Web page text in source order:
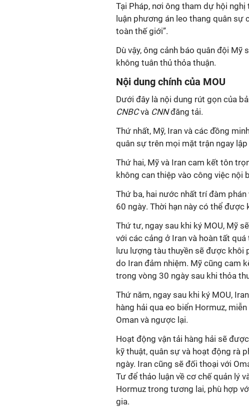
Tại Pháp, nơi ông tham dự hội
luận phương án leo thang quân
toàn thế giới”.
Dù vậy, ông cảnh báo quân đội
không tuân thủ thỏa thuận.
Nội dung chính của MOU
Dưới đây là nội dung rút gọn của
CNBCvà CNNđăng tải.
Thứ nhất, Mỹ, Iran và các đồng
quân sự trên mọi mặt trận ngay
Thứ hai, Mỹ và Iran cam kết tôn
không can thiệp vào công việc nội
Thứ ba, hai nước nhất tríđàm phán
60 ngày. Thời hạn này có thể được
Thứ tư, ngay sau khi ký MOU, Mỹ
với các cảng ở Iran và hoàn tất
lưu lượng tàu thuyền sẽ được
do Iran đảm nhiệm. Mỹ cũng cam
trong vòng 30 ngày sau khi thỏa
Thứ năm, ngay sau khi ký MOU,
hàng hải qua eo biển Hormuz,
Oman và ngược lại.
Hoạt động vận tải hàng hải sẽ
kỹ thuật, quân sự và hoạt động rà
ngày. Iran cũng sẽ đối thoại với
Tư để thảo luận về cơ chế quản lý
Hormuz trong tương lai, phù hợp
gia.